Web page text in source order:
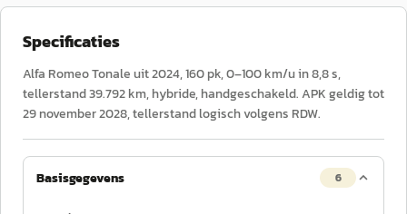
Specificaties
Alfa Romeo Tonale uit 2024, 160 pk, 0–100 km/u in 8,8 s,
tellerstand 39.792 km, hybride, handgeschakeld. APK geldig tot
29 november 2028, tellerstand logisch volgens RDW.
Basisgegevens 6